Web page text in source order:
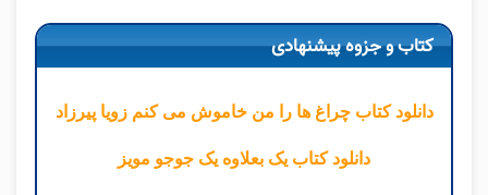
کتاب و جزوه پیشنهادی
دانلود کتاب چراغ ها را من خاموش می کنم زویا پیرزاد
دانلود کتاب یک بعلاوه یک جوجو مویز